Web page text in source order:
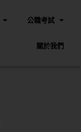
公職考試
關於我們